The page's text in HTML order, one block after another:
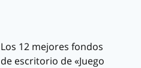
Los 12 mejores fondos
de escritorio de «Juego